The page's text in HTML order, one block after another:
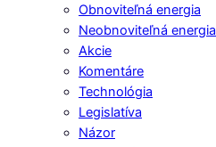
Obnoviteľná energia
Neobnoviteľná energia
Akcie
Komentáre
Technológia
Legislatíva
Názor